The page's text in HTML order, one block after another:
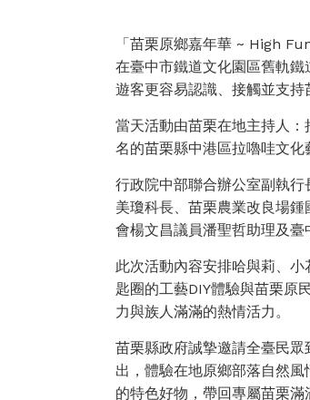
「苗栗原鄉嘉年華 ~ High
在臺中市鐵道文化園區舊軌
遊客更容易認識、接觸並支持
當天活動由苗栗在地主持人：
名的苗栗縣中港區拉嚕哇文化
行政院中部聯合辦公室副執
美瓊科長、苗栗農業改良場
會楊文昌議員潘聖哲助理及臺
此次活動內容安排哈與莉、
匙圈的工藝DIY體驗與苗栗原
力與族人滿滿的熱情活力。
苗栗縣政府誠摯邀請全臺民
出，體驗在地原鄉部落自然
的特色好物，帶回專屬苗栗滿